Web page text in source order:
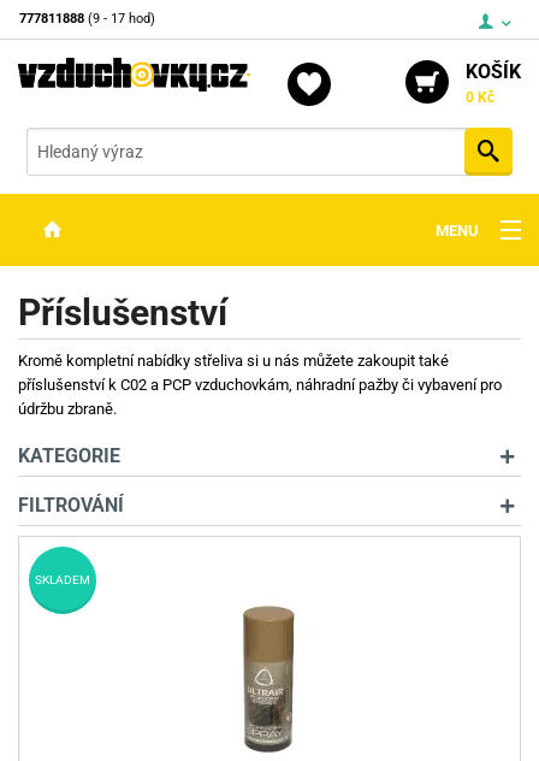
777811888 (9 - 17 hod)
KOŠÍK
0 Kč
MENU
OPTIKA
STŘELIVO
DETEKTORY KOVŮ
KONTAKTY
Příslušenství
Kromě kompletní nabídky střeliva si u nás můžete zakoupit také
příslušenství k C02 a PCP vzduchovkám, náhradní pažby či vybavení pro
údržbu zbraně.
KATEGORIE
FILTROVÁNÍ
SKLADEM